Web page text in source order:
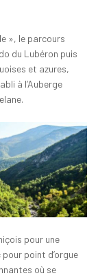
», le parcours
du Lubéron puis
et azures,
à l’Auberge
pour une
point d’orgue
où se